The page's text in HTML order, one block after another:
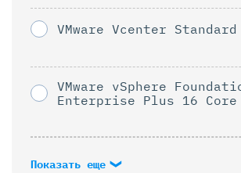
VMware Vcenter
VMware vSphere
Enterprise Plus 16 Core
Показать еще